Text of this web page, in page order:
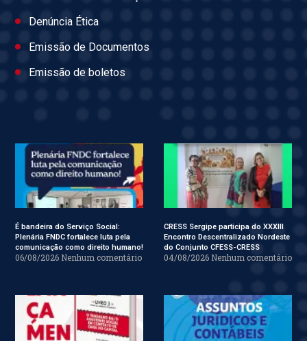
Denúncia Ética
Emissão de Documentos
Emissão de boletos
É bandeira do Serviço Social:
Plenária FNDC fortalece luta pela
comunicação como direito humano!
06/08/2026 Nenhum comentário
CRESS Sergipe participa do XXXIII
Encontro Descentralizado Nordeste
do Conjunto CFESS-CRESS
04/08/2026 Nenhum comentário